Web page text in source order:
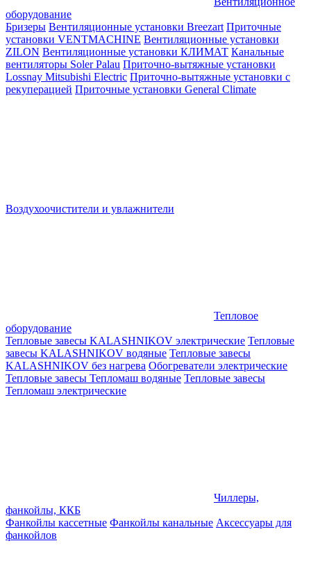
оборудование
Бризеры Вентиляционные установки Breezart Приточные
установки VENTMACHINE Вентиляционные установки
ZILON Вентиляционные установки КЛИМАТ Канальные
вентиляторы Soler Palau Приточно-вытяжные установки
Lossnay Mitsubishi Electric Приточно-вытяжные установки с
рекуперацией Приточные установки General Climate
Воздухоочистители и увлажнители
Тепловое
оборудование
Тепловые завесы KALASHNIKOV электрические Тепловые
завесы KALASHNIKOV водяные Тепловые завесы
KALASHNIKOV без нагрева Обогреватели электрические
Тепловые завесы Тепломаш водяные Тепловые завесы
Тепломаш электрические
Чиллеры,
фанкойлы, ККБ
Фанкойлы кассетные Фанкойлы канальные Аксессуары для
фанкойлов